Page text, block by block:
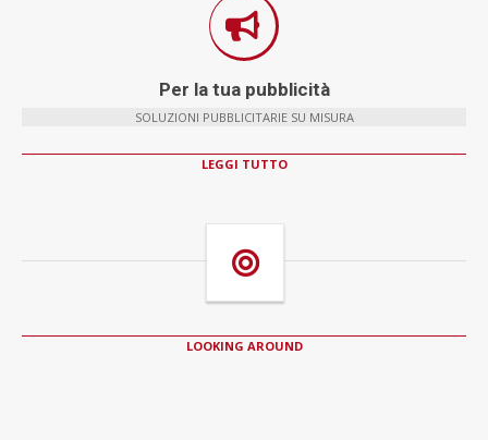
Per la tua pubblicità
SOLUZIONI PUBBLICITARIE SU MISURA
LEGGI TUTTO
LOOKING AROUND